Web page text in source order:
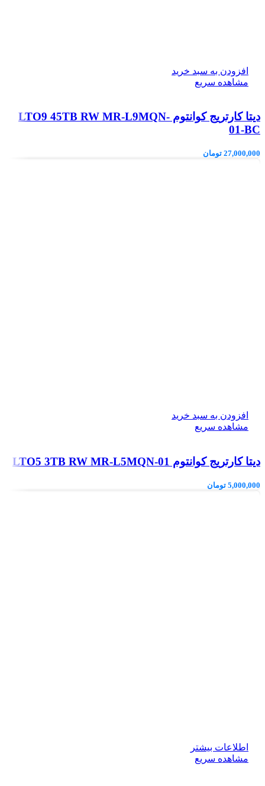
افزودن به سبد خرید
مشاهده سریع
دیتا کارتریج کوانتوم LTO9 45TB RW MR-L9MQN-
01-BC
27,000,000 تومان
افزودن به سبد خرید
مشاهده سریع
دیتا کارتریج کوانتوم LTO5 3TB RW MR-L5MQN-01
5,000,000 تومان
اطلاعات بیشتر
مشاهده سریع